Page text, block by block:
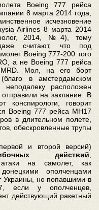
Boeing 777 рейса
8 марта 2014 года,
исчезновение
Airlines 8 марта 2014
2014, №4), тому
считают, что под
Boeing 777-200 того
а не Boeing 777 рейса
Мол, на его борт
в амстердамском
расположен
на заклание. В
конспирологи, говорит
Boeing 777 рейса МН17
в длительном полете,
обескровленные трупы
и второй версий)
действий
на самолет, как
ополченцами
Украины, но попавшими в
если у ополченцев,
действующий ракетный